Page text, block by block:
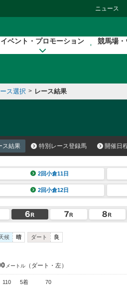
ニュース
イベント・プロモーション 競馬場
ス選択 > レース結果
ス結果 特別レース登録馬 開催日
2回小倉11日
2回小倉12日
候 晴 ダート 良
メートル （ダート・左）
110 5着 70